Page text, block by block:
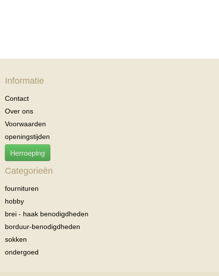
Informatie
Contact
Over ons
Voorwaarden
openingstijden
Herroeping
Categorieën
fournituren
hobby
brei - haak benodigdheden
borduur-benodigdheden
sokken
ondergoed